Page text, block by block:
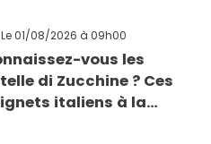
Le 01/08/2026 à 09h00
vous les
di Zucchine ? Ces
italiens à la